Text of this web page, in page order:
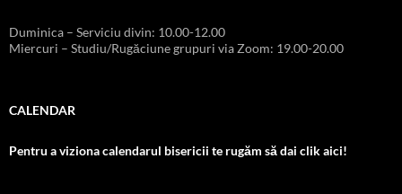
Duminica – Serviciu divin: 10.00-12.00
Miercuri – Studiu/Rugăciune grupuri via Zoom: 19.00-20.00
CALENDAR
Pentru a viziona calendarul bisericii te rugăm să dai clik aici!